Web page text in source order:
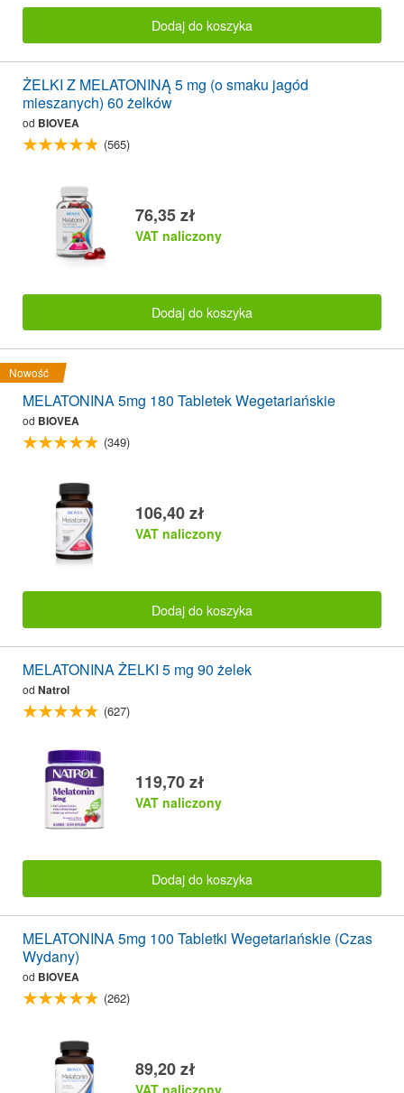
Dodaj do koszyka
ŻELKI Z MELATONINĄ 5 mg (o smaku jagód
mieszanych) 60 żelków
od BIOVEA
(565)
76,35 zł
VAT naliczony
Dodaj do koszyka
Nowość
MELATONINA 5mg 180 Tabletek Wegetariańskie
od BIOVEA
(349)
106,40 zł
VAT naliczony
Dodaj do koszyka
MELATONINA ŻELKI 5 mg 90 żelek
od Natrol
(627)
119,70 zł
VAT naliczony
Dodaj do koszyka
MELATONINA 5mg 100 Tabletki Wegetariańskie (Czas
Wydany)
od BIOVEA
(262)
89,20 zł
VAT naliczony